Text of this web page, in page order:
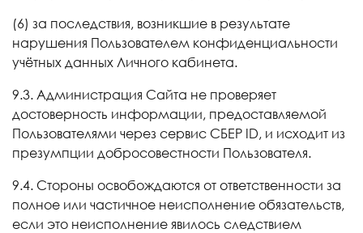
(6) за последствия, возникшие в результате
нарушения Пользователем конфиденциальности
учётных данных Личного кабинета.
9.3. Администрация Сайта не проверяет
достоверность информации, предоставляемой
Пользователями через сервис СБЕР ID, и исходит из
презумпции добросовестности Пользователя.
9.4. Стороны освобождаются от ответственности за
полное или частичное неисполнение обязательств,
если это неисполнение явилось следствием